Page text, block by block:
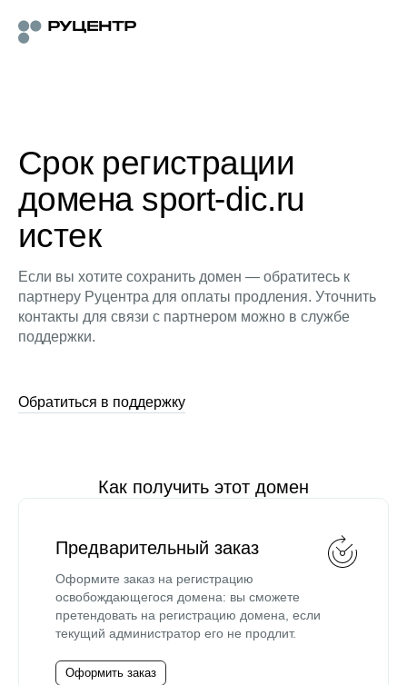
Срок регистрации
домена sport-dic.ru
истек
Если вы хотите сохранить домен — обратитесь к
партнеру Руцентра для оплаты продления. Уточнить
контакты для связи с партнером можно в службе
поддержки.
Обратиться в поддержку
Как получить этот домен
Предварительный заказ
Оформите заказ на регистрацию
освобождающегося домена: вы сможете
претендовать на регистрацию домена, если
текущий администратор его не продлит.
Оформить заказ